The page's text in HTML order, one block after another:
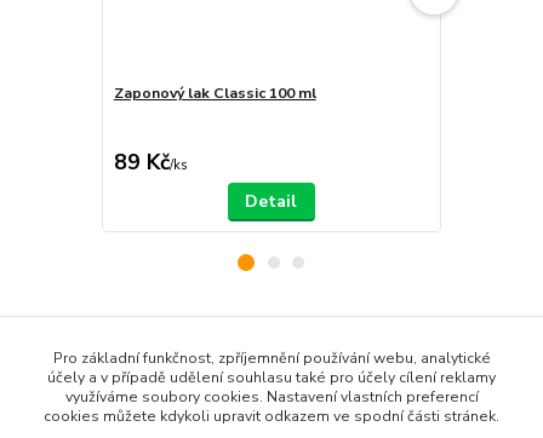
Zaponový lak Classic 100 ml
89 Kč/ks
Detail
Zboží zařazeno v kategoriích / Goods classified in
categories
Creative Park
Pro základní funkčnost, zpříjemnění používání webu, analytické
účely a v případě udělení souhlasu také pro účely cílení reklamy
využíváme soubory cookies. Nastavení vlastních preferencí
cookies můžete kdykoli upravit odkazem ve spodní části stránek.